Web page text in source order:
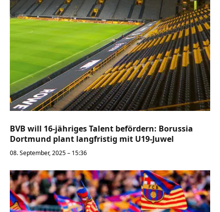
BVB will 16-jähriges Talent befördern: Borussia
Dortmund plant langfristig mit U19-Juwel
08. September, 2025 – 15:36